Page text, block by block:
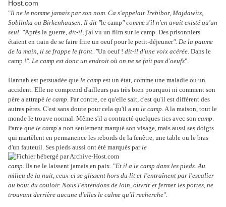
"Il ne le nomme jamais par son nom. Ca s'appelait Trebibor, Majdawitz,
Soblinka ou Birkenhausen. Il dit "le camp" comme s'il n'en avait existé qu'un
seul. "Après la guerre, dit-il, j'ai vu un film sur le camp. Des prisonniers
étaient en train de se faire frire un oeuf pour le petit-déjeuner". De la paume
de la main, il se frappe le front. "Un oeuf ! dit-il d'une voix acérée. Dans le
camp !". Le camp est donc un endroit où on ne se fait pas d'oeufs".
Hannah est persuadée que le camp est un état, comme une maladie ou un
accident. Elle ne comprend d'ailleurs pas très bien pourquoi ni comment son
père a attrapé le camp. Par contre, ce qu'elle sait, c'est qu'il est différent des
autres pères. C'est sans doute pour cela qu'il a eu le camp. A la maison, tout le
monde le trouve normal. Même s'il a contracté quelques tics avec son camp.
Parce que le camp a non seulement marqué son visage, mais aussi ses doigts
qui martèlent en permanence les rebords de la fenêtre, une table ou le bras
d'un fauteuil. Ses pieds aussi ont été marqués parle
camp. Ils ne le laissent jamais en paix. "Et il a le camp dans les pieds. Au
milieu de la nuit, ceux-ci se glissent hors du lit et l'entraînent par l'escalier
au bout du couloir. Nous l'entendons de loin, ouvrir et fermer les portes, ne
trouvant derrière aucune d'elles le calme qu'il recherche".